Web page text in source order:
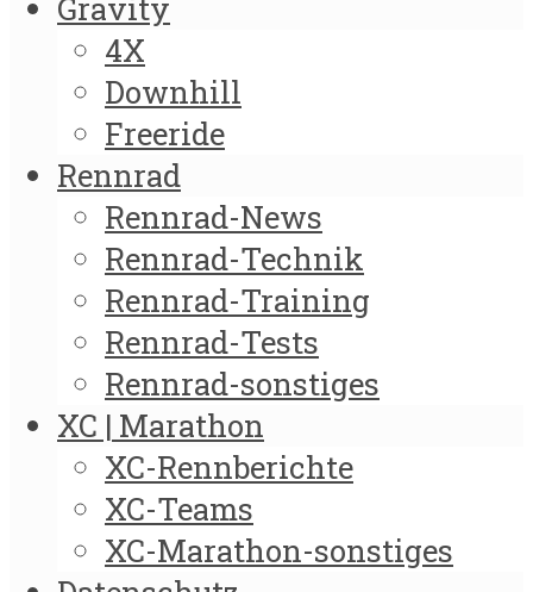
4X
Downhill
Freeride
Rennrad
Rennrad-News
Rennrad-Technik
Rennrad-Training
Rennrad-Tests
Rennrad-sonstiges
XC | Marathon
XC-Rennberichte
XC-Teams
XC-Marathon-sonstiges